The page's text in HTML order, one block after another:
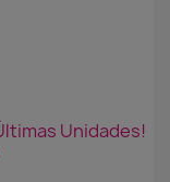
Unidades!